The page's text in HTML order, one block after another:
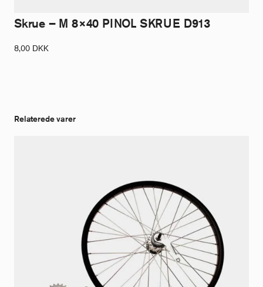
Skrue – M 8×40 PINOL SKRUE D913
8,00 DKK
Relaterede varer